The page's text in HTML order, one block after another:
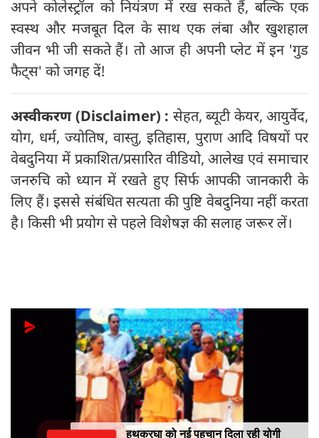
अपने कोलेस्ट्रॉल को नियंत्रण में रख सकते हैं, बल्कि एक
स्वस्थ और मजबूत दिल के साथ एक लंबा और खुशहाल
जीवन भी जी सकते हैं। तो आज ही अपनी प्लेट में इन 'गुड
फैट्स' को जगह दें!
अस्वीकरण (Disclaimer) : सेहत, ब्यूटी केयर, आयुर्वेद,
योग, धर्म, ज्योतिष, वास्तु, इतिहास, पुराण आदि विषयों पर
वेबदुनिया में प्रकाशित/प्रसारित वीडियो, आलेख एवं समाचार
जनरुचि को ध्यान में रखते हुए सिर्फ आपकी जानकारी के
लिए हैं। इससे संबंधित सत्यता की पुष्टि वेबदुनिया नहीं करता
है। किसी भी प्रयोग से पहले विशेषज्ञ की सलाह जरूर लें।
हथकरघा को नई पहचान दिला रही योगी